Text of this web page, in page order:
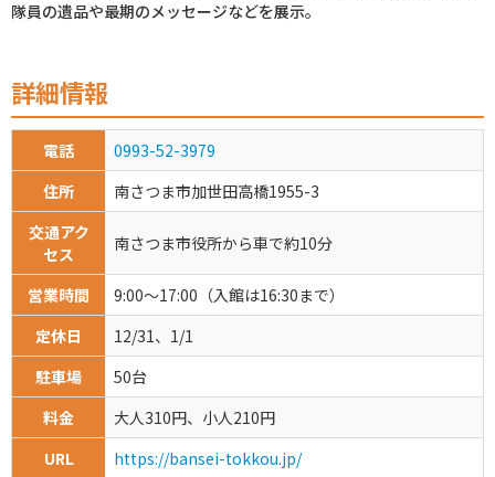
隊員の遺品や最期のメッセージなどを展示。
詳細情報
電話
0993-52-3979
住所
南さつま市加世田高橋1955-3
交通アク
セス
南さつま市役所から車で約10分
営業時間
9:00～17:00（入館は16:30まで）
定休日
12/31、1/1
駐車場
50台
料金
大人310円、小人210円
URL
https://bansei-tokkou.jp/